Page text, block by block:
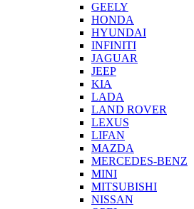
GEELY
HONDA
HYUNDAI
INFINITI
JAGUAR
JEEP
KIA
LADA
LAND ROVER
LEXUS
LIFAN
MAZDA
MERCEDES-BENZ
MINI
MITSUBISHI
NISSAN